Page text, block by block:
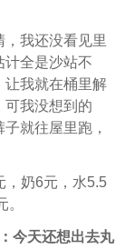
我还没看见里
计全是沙站不
让我就在桶里解
可我没想到的
就往屋里跑，
，奶6元，水5.5
今天还想出去丸